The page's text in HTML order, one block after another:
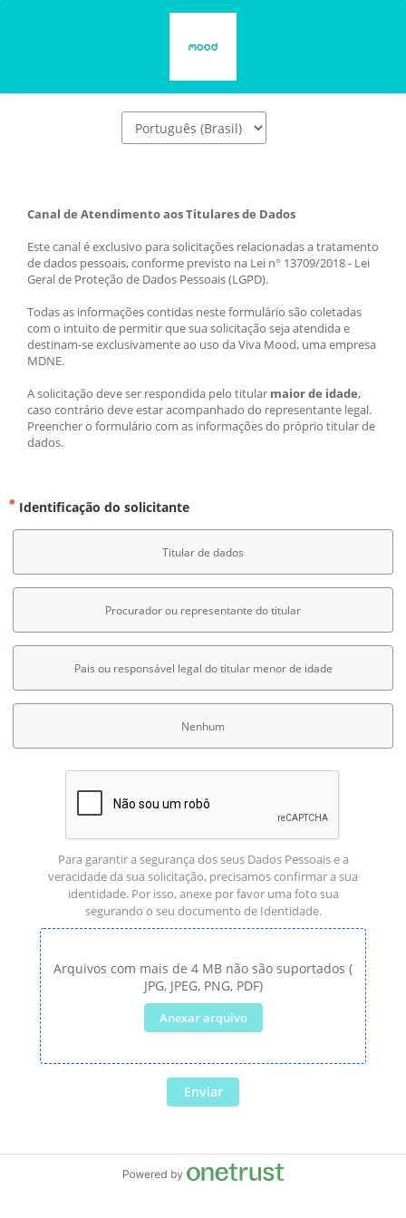
Canal de Atendimento aos Titulares de Dados
Este canal é exclusivo para solicitações relacionadas a tratamento
de dados pessoais, conforme previsto na Lei n° 13709/2018 - Lei
Geral de Proteção de Dados Pessoais (LGPD).
Todas as informações contidas neste formulário são coletadas
com o intuito de permitir que sua solicitação seja atendida e
destinam-se exclusivamente ao uso da Viva Mood, uma empresa
MDNE.
A solicitação deve ser respondida pelo titular maior de idade,
caso contrário deve estar acompanhado do representante legal.
Preencher o formulário com as informações do próprio titular de
dados.
Identificação do solicitante
Titular de dados
Procurador ou representante do titular
Pais ou responsável legal do titular menor de idade
Nenhum
Para garantir a segurança dos seus Dados Pessoais e a
veracidade da sua solicitação, precisamos confirmar a sua
identidade. Por isso, anexe por favor uma foto sua
segurando o seu documento de Identidade.
Arquivos com mais de 4 MB não são suportados (
JPG, JPEG, PNG, PDF)
Anexar arquivo
Enviar